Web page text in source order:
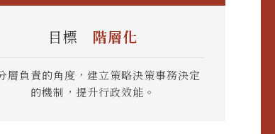
目標 階層化
層負責的角度，建立策略決策事務決定
的機制，提升行政效能。